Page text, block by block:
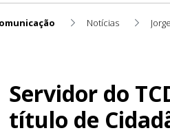
Notícias
Servidor do
título de